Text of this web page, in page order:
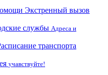
Экстренный вызов
службы Адреса и
транспорта
учавствуйте!